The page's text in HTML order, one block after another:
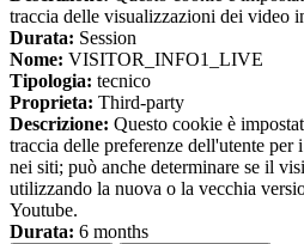
traccia delle visualizzazioni dei video
Durata: Session
Nome: VISITOR_INFO1_LIVE
Tipologia: tecnico
Proprieta: Third-party
Descrizione: Questo cookie è
traccia delle preferenze dell'utente
nei siti; può anche determinare se il
utilizzando la nuova o la vecchia
Youtube.
Durata: 6 months